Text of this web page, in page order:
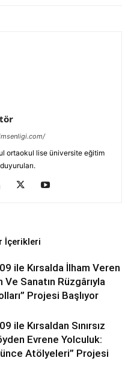
ortaokul lise üniversite eğitim
İçerikleri
ile Kırsalda İlham Veren
Ve Sanatın Rüzgârıyla
Projesi Başlıyor
ile Kırsaldan Sınırsız
Evrene Yolculuk:
Atölyeleri” Projesi